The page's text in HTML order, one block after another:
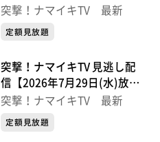
分】
突撃！ナマイキTV 最新
定額見放題
突撃！ナマイキTV 見逃し配
信【2026年7月29日(水)放送
分】
突撃！ナマイキTV 最新
定額見放題